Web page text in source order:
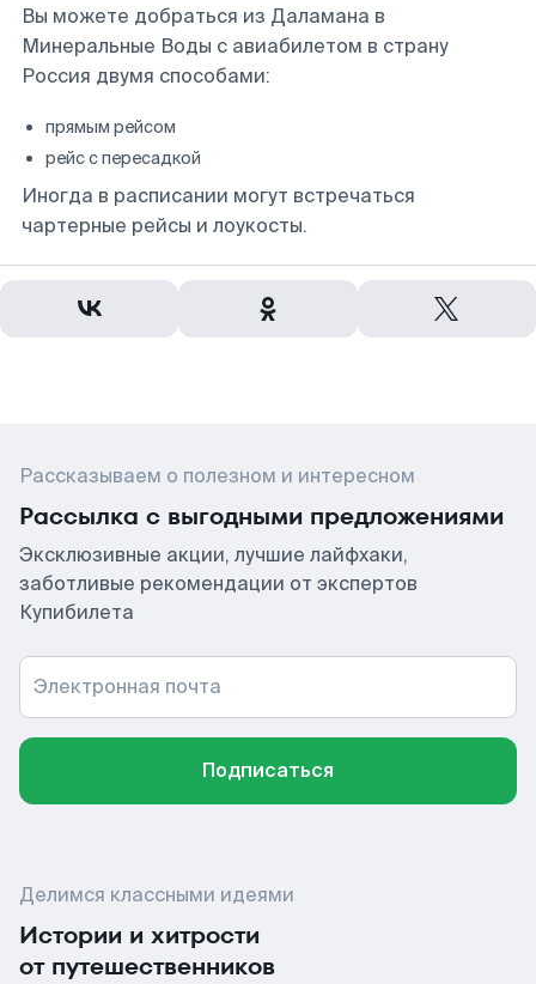
Вы можете добраться из Даламана в
Минеральные Воды с авиабилетом в страну
Россия двумя способами:
прямым рейсом
рейс с пересадкой
Иногда в расписании могут встречаться
чартерные рейсы и лоукосты.
Рассказываем о полезном и интересном
Рассылка с выгодными предложениями
Эксклюзивные акции, лучшие лайфхаки,
заботливые рекомендации от экспертов
Купибилета
Электронная почта
Подписаться
Делимся классными идеями
Истории и хитрости
от путешественников